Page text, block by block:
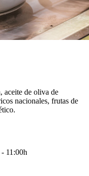
aceite de oliva de
nacionales, frutas de
11:00h